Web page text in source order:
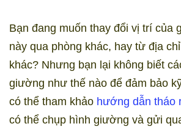
Bạn đang muốn thay đổi vị trí của
này qua phòng khác, hay từ địa
khác? Nhưng bạn lại không biết
giường như thế nào để đảm bảo
có thể tham khảo hướng dẫn tháo
có thể chụp hình giường và gửi